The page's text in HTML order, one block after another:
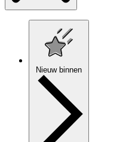
Nieuw binnen